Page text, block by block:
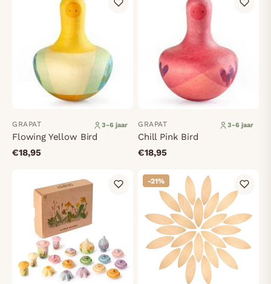
GRAPAT 3-6 jaar
Flowing Yellow Bird
€18,95
GRAPAT 3-6 jaar
Chill Pink Bird
€18,95
-21%